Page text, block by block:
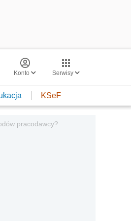
Konto Serwisy
KSeF
pracodawcy?